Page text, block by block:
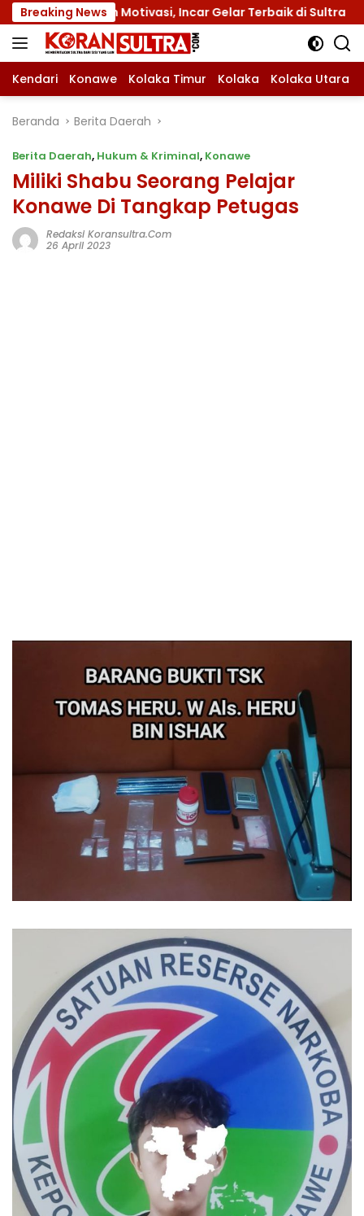
Langsung
ke
konten
Breaking News
Motivasi, Incar Gelar Terbaik di Sultra Menuju
Kendari Konawe Kolaka Timur Kolaka Kolaka Utara
Beranda Berita Daerah
Berita Daerah, Hukum & Kriminal, Konawe
Miliki Shabu Seorang Pelajar
Konawe Di Tangkap Petugas
Redaksi Koransultra.com
26 April 2023